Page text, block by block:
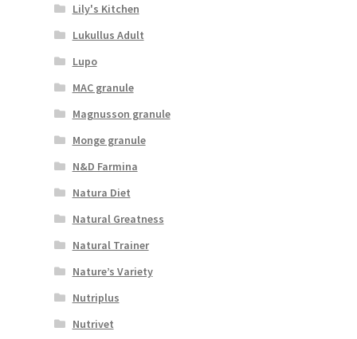
Lily's Kitchen
Lukullus Adult
Lupo
MAC granule
Magnusson granule
Monge granule
N&D Farmina
Natura Diet
Natural Greatness
Natural Trainer
Nature’s Variety
Nutriplus
Nutrivet